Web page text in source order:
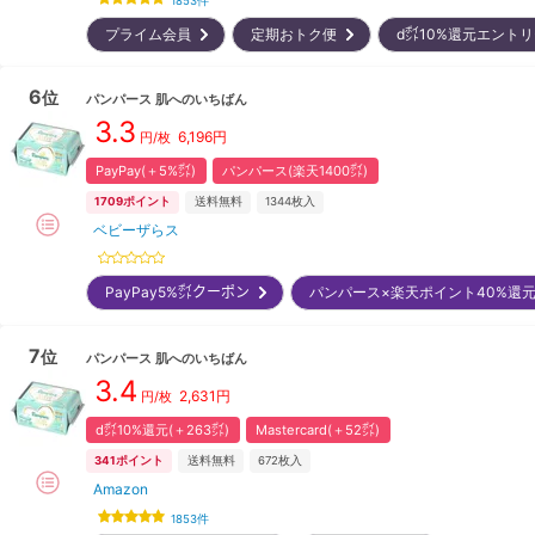
プライム会員 定期おトク便 d㌽10%還元エント
6位 パンパース 肌へのいちばん
3.3 円/枚 6,196円
PayPay(＋5%㌽) パンパース(楽天1400㌽)
1709ポイント 送料無料 1344枚入
ベビーザらス
PayPay5%㌽クーポン パンパース×楽天ポイント40%還
7位 パンパース 肌へのいちばん
3.4 円/枚 2,631 円
d㌽10%還元(＋263㌽) Mastercard(＋52㌽)
341ポイント 送料無料 672枚入
Amazon
1853件